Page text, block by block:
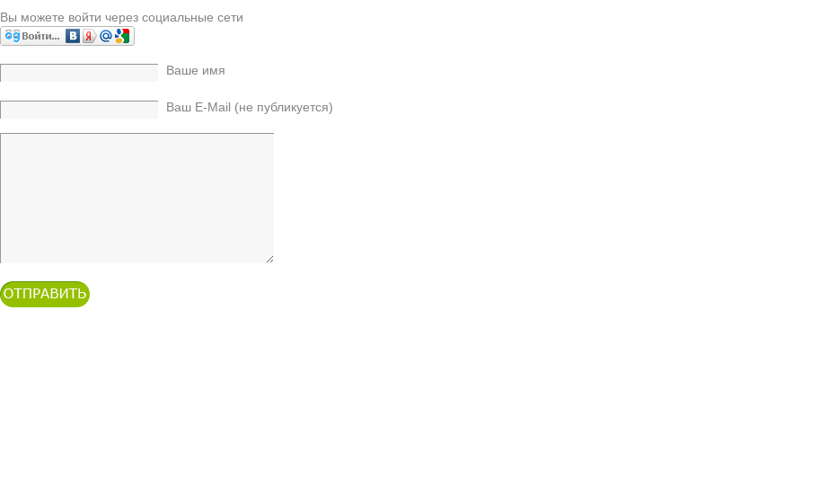
Вы можете войти через социальные сети
Ваше имя
Ваш E-Mail (не публикуется)